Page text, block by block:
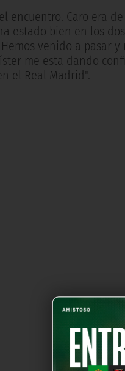
encuentro. Caro era
estado bien en los
venido a pasar
me esta dando
el Real Madrid".